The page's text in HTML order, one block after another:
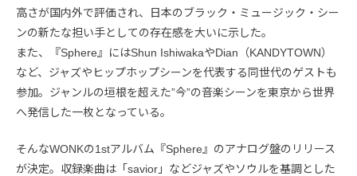
高さが国内外で評価され、日本のブラック・ミュージック・シー
ンの新たな担い手としての存在感を大いに示した。
また、『Sphere』にはShun IshiwakaやDian（KANDYTOWN）
など、ジャズやヒップホップシーンを代表する同世代のゲストも
参加。ジャンルの垣根を超えた”今”の音楽シーンを東京から世界
へ発信した一枚となっている。
そんなWONKの1stアルバム『Sphere』のアナログ盤のリリース
が決定。収録楽曲は「savior」などジャズやソウルを基調とした